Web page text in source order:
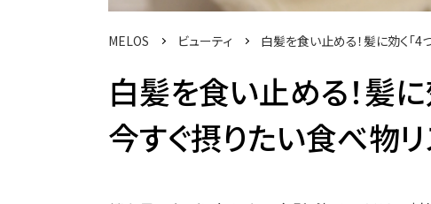
MELOS ビューティ 白髪を食い止める！髪に効く「4
白髪を食い止める！髪に
今すぐ摂りたい食べ物